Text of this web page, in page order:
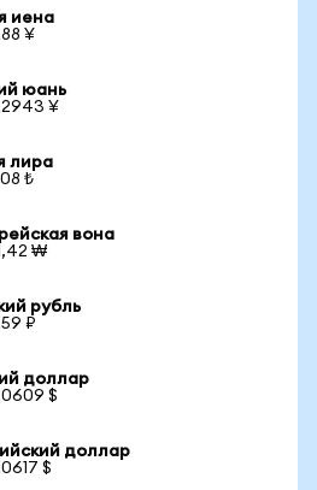
иена
¥
юань
¥
лира
₺
вона
₩
рубль
₽
доллар
$
доллар
$